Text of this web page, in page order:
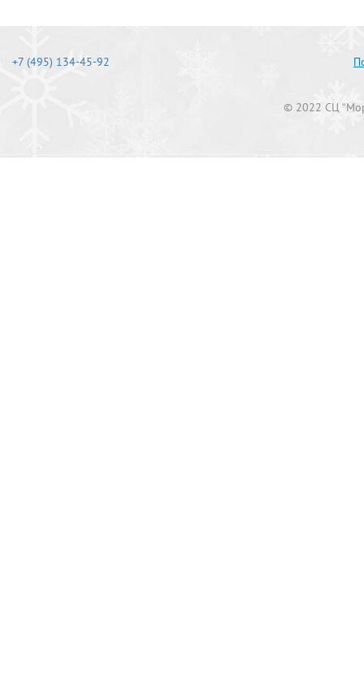
+7 (495) 134-45-92
© 2022 СЦ